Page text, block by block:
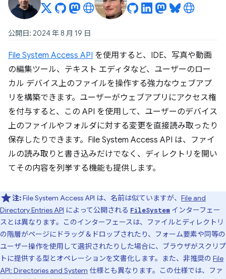
公開日: 2024 年 8 月 19 日
File System Access API を使用すると、IDE、写真や動画
の編集ツール、テキスト エディタなど、ユーザーのロー
カル デバイス上のファイルを操作する強力なウェブアプ
リを構築できます。ユーザーがウェブアプリにアクセス権
を付与すると、この API を使用して、ユーザーのデバイス
上のファイルやフォルダに対する変更を直接読み取ったり
保存したりできます。File System Access API は、ファイ
ルの読み取りと書き込みだけでなく、ディレクトリを開い
てその内容を列挙する機能も提供します。
注:File System Access API は、名前は似ていますが、 File and
Directory Entries API によって公開される FileSystem インターフェー
スとは異なります。このインターフェースは、ファイルとディレクトリ
の階層がページにドラッグ＆ドロップされたり、フォーム要素や同等の
ユーザー操作を使用して選択されたりした場合に、ブラウザがスクリプ
トに提供する型とオペレーションを文書化します。また、非推奨の File
API: Directories and System 仕様とも異なります。この仕様では、ファ